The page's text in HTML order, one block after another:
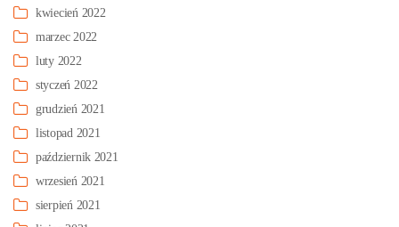
kwiecień 2022
marzec 2022
luty 2022
styczeń 2022
grudzień 2021
listopad 2021
październik 2021
wrzesień 2021
sierpień 2021